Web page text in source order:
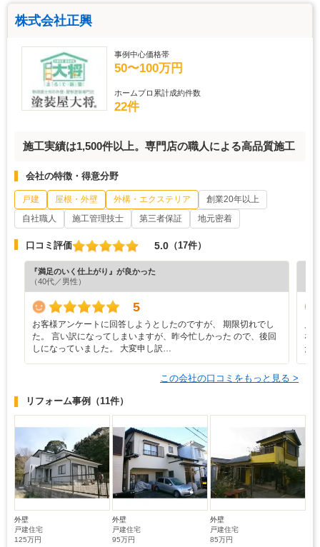
株式会社正興
事例中心価格帯
50〜100万円
ホームプロ累計成約件数
22件
施工実績は1,500件以上。専門店の職人による高品質施工
会社の特徴・得意分野
戸建 屋根・外壁 外構・エクステリア
創業20年以上
自社職人
施工管理技士 第三者保証 地元密着
口コミ評価 5.0 （17件）
『満足のいく仕上がり』が良かった
（40代／男性）
5
お客様アンケートに回答しようとしたのですが、 期限切れでし
た。 言い訳になってしまいますが、昨今忙しかった ので、後回
しになっていました。 大変申し訳…
な
た
この会社の口コミをもっと見る >
リフォーム事例 （11件）
外壁
戸建住宅
125万円
外壁
戸建住宅
95万円
外壁
戸建住宅
85万円